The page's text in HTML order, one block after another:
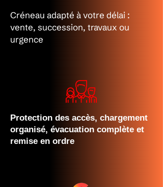
Créneau adapté à votre délai :
vente, succession, travaux ou
urgence
Protection des accès, chargement
organisé, évacuation complète et
remise en ordre